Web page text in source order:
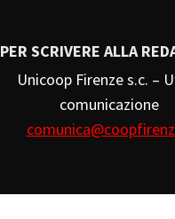
PER SCRIVERE ALLA
Unicoop Firenze s.c. –
comunicazione